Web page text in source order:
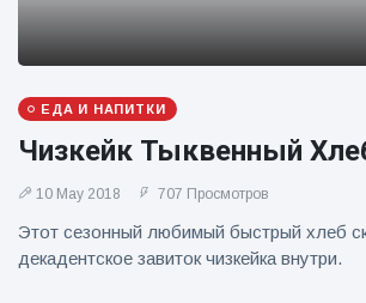
ЕДА И НАПИТКИ
Чизкейк Тыквенный
10 May 2018 707 Просмотров
Этот сезонный любимый быстрый хлеб
декадентское завиток чизкейка внутри.